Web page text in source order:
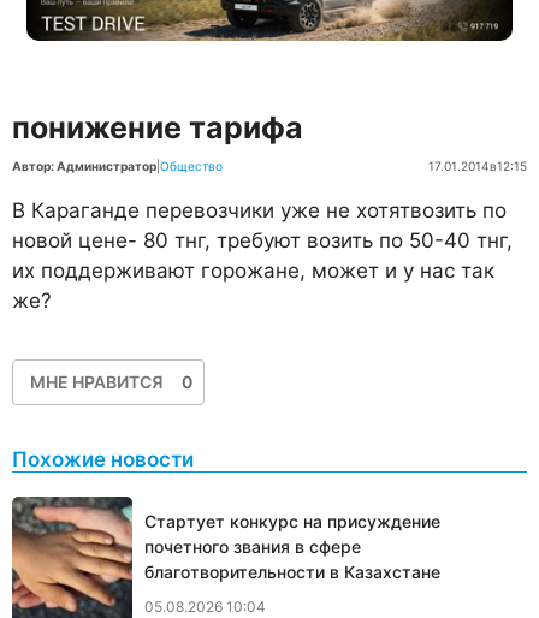
понижение тарифа
Автор: Администратор Общество 17.01.2014в12:15
В Караганде перевозчики уже не хотятвозить по
новой цене- 80 тнг, требуют возить по 50-40 тнг,
их поддерживают горожане, может и у нас так
же?
МНЕ НРАВИТСЯ 0
Похожие новости
Стартует конкурс на присуждение
почетного звания в сфере
благотворительности в Казахстане
05.08.2026 10:04